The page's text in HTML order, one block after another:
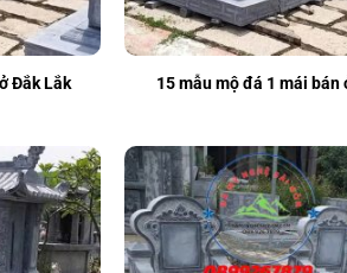
Đắk Lắk 15 mẫu mộ đá 1 mái bán